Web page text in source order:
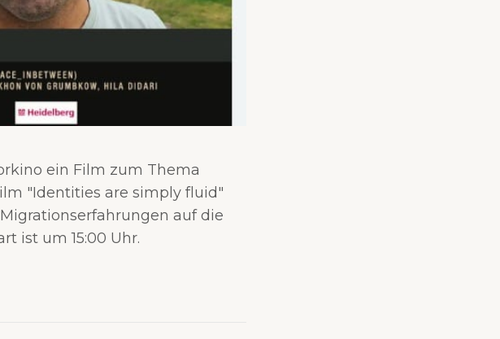
ein Film zum Thema
"Identities are simply fluid"
auf die
ist um 15:00 Uhr.